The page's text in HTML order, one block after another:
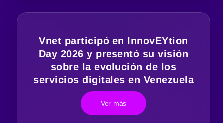
Vnet participó en InnovEYtion
Day 2026 y presentó su visión
sobre la evolución de los
servicios digitales en Venezuela
Ver más